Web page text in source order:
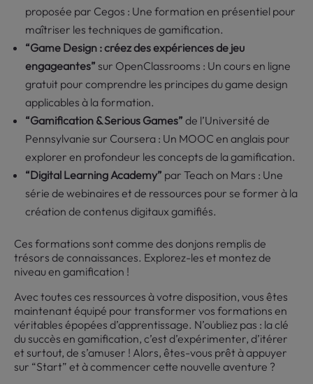
proposée par Cegos : Une formation en présentiel pour
maîtriser les techniques de gamification.
“Game Design : créez des expériences de jeu
engageantes” sur OpenClassrooms : Un cours en ligne
gratuit pour comprendre les principes du game design
applicables à la formation.
“Gamification & Serious Games” de l’Université de
Pennsylvanie sur Coursera : Un MOOC en anglais pour
explorer en profondeur les concepts de la gamification.
“Digital Learning Academy” par Teach on Mars : Une
série de webinaires et de ressources pour se former à la
création de contenus digitaux gamifiés.
Ces formations sont comme des donjons remplis de
trésors de connaissances. Explorez-les et montez de
niveau en gamification !
Avec toutes ces ressources à votre disposition, vous êtes
maintenant équipé pour transformer vos formations en
véritables épopées d’apprentissage. N’oubliez pas : la clé
du succès en gamification, c’est d’expérimenter, d’itérer
et surtout, de s’amuser ! Alors, êtes-vous prêt à appuyer
sur “Start” et à commencer cette nouvelle aventure ?